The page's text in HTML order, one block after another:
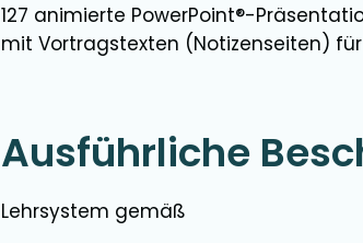
127 animierte PowerPoint®-
mit Vortragstexten (Notizenseiten)
Ausführliche
Lehrsystem gemäß